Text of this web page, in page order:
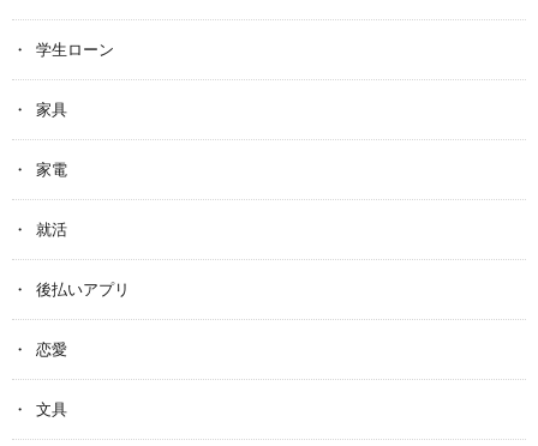
学生ローン
家具
家電
就活
後払いアプリ
恋愛
文具